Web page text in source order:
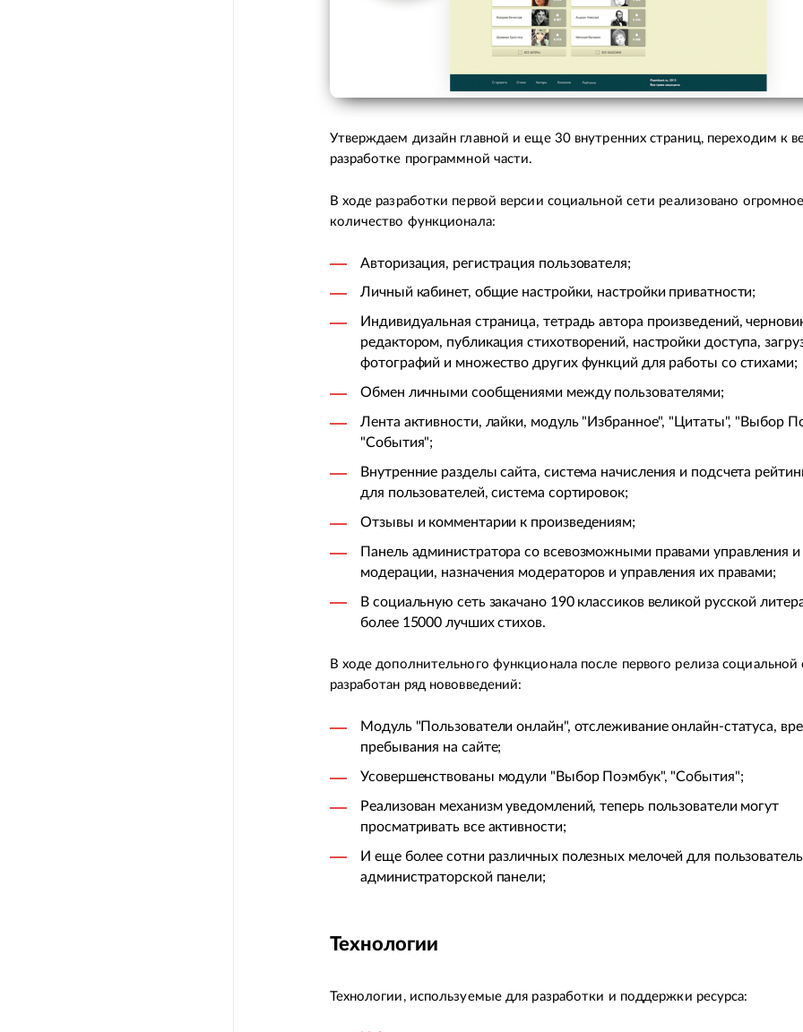
Утверждаем дизайн главной и еще 30 внутренних страниц, переходим к
разработке программной части.
В ходе разработки первой версии социальной сети реализовано
количество функционала:
Авторизация, регистрация пользователя;
Личный кабинет, общие настройки, настройки приватности;
Индивидуальная страница, тетрадь автора произведений,
редактором, публикация стихотворений, настройки доступа,
фотографий и множество других функций для работы со стихами;
Обмен личными сообщениями между пользователями;
Лента активности, лайки, модуль "Избранное", "Цитаты", "Выбор
"События";
Внутренние разделы сайта, система начисления и подсчета
для пользователей, система сортировок;
Отзывы и комментарии к произведениям;
Панель администратора со всевозможными правами управления и
модерации, назначения модераторов и управления их правами;
В социальную сеть закачано 190 классиков великой русской
более 15000 лучших стихов.
В ходе дополнительного функционала после первого релиза
разработан ряд нововведений:
Модуль "Пользователи онлайн", отслеживание онлайн-статуса,
пребывания на сайте;
Усовершенствованы модули "Выбор Поэмбук", "События";
Реализован механизм уведомлений, теперь пользователи могут
просматривать все активности;
И еще более сотни различных полезных мелочей для
администраторской панели;
Технологии
Технологии, используемые для разработки и поддержки ресурса: